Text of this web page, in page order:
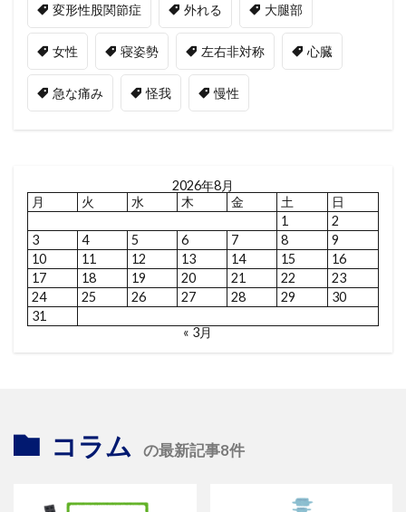
変形性股関節症 外れる 大腿部
女性 寝姿勢 左右非対称 心臓
急な痛み 怪我 慢性
2026年8月
月
火 水 木 金 土
日
1
2
3
4 5 6 7 8
9
10
11 12 13 14 15
16
17
18 19 20 21 22
23
24
25 26 27 28 29
30
31
« 3月
コラム の最新記事8件